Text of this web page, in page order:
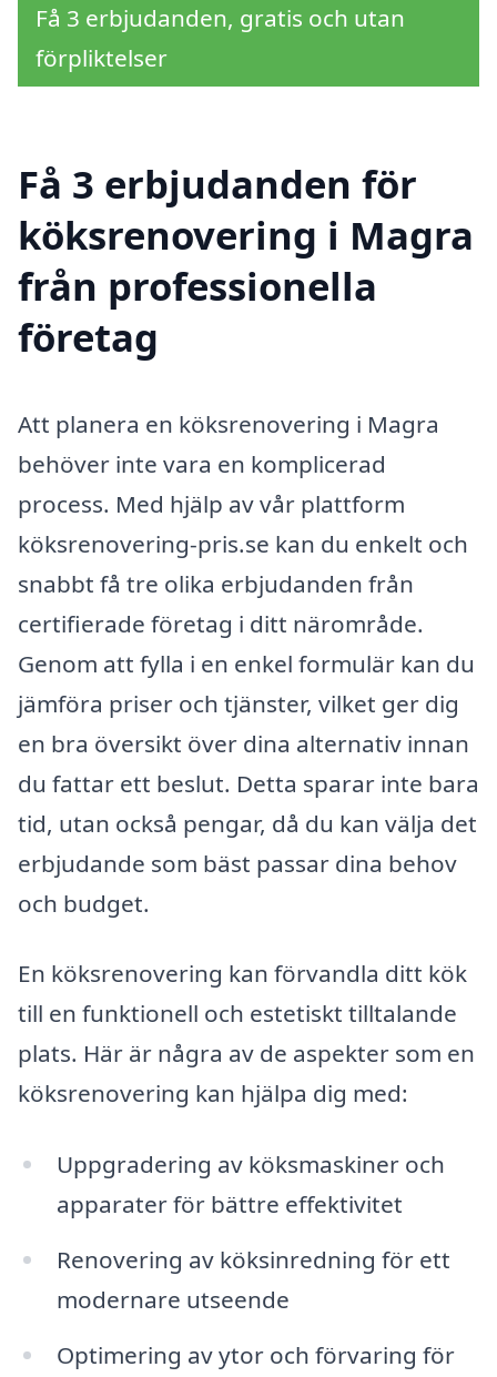
Få 3 erbjudanden, gratis och utan
förpliktelser
Få 3 erbjudanden för
köksrenovering i Magra
från professionella
företag
Att planera en köksrenovering i Magra
behöver inte vara en komplicerad
process. Med hjälp av vår plattform
köksrenovering-pris.se kan du enkelt och
snabbt få tre olika erbjudanden från
certifierade företag i ditt närområde.
Genom att fylla i en enkel formulär kan du
jämföra priser och tjänster, vilket ger dig
en bra översikt över dina alternativ innan
du fattar ett beslut. Detta sparar inte bara
tid, utan också pengar, då du kan välja det
erbjudande som bäst passar dina behov
och budget.
En köksrenovering kan förvandla ditt kök
till en funktionell och estetiskt tilltalande
plats. Här är några av de aspekter som en
köksrenovering kan hjälpa dig med:
Uppgradering av köksmaskiner och
apparater för bättre effektivitet
Renovering av köksinredning för ett
modernare utseende
Optimering av ytor och förvaring för